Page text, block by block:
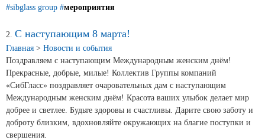
Стекло для мебели, оборудования и бытовой техники
Комплектующие для переработки стекла
Светопрозрачные конструкции для розничных
заказчиков
Техподдержка
#sibglass group #мероприятия
2. С наступающим 8 марта!
Главная > Новости и события
Поздравляем с наступающим Международным женским днём!
Прекрасные, добрые, милые! Коллектив Группы компаний
«СибГласс» поздравляет очаровательных дам с наступающим
Международным женским днём! Красота ваших улыбок делает мир
добрее и светлее. Будьте здоровы и счастливы. Дарите свою заботу и
доброту близким, вдохновляйте окружающих на благие поступки и
свершения.